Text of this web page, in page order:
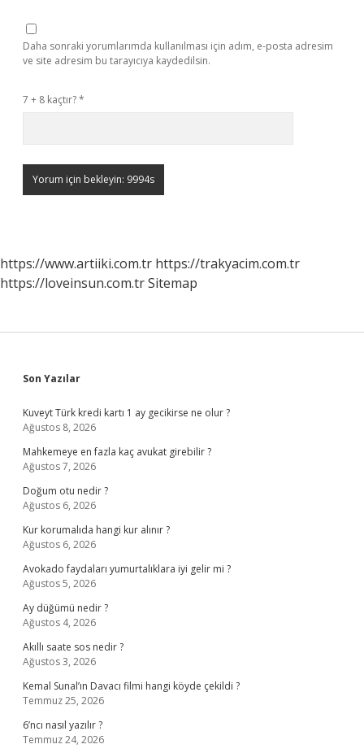
Daha sonraki yorumlarımda kullanılması için adım, e-posta adresim
ve site adresim bu tarayıcıya kaydedilsin.
7 + 8 kaçtır?*
https://www.artiiki.com.tr https://trakyacim.com.tr
https://loveinsun.com.trSitemap
Sidebar
Son Yazılar
Kuveyt Türk kredi kartı 1 ay gecikirse ne olur ?
Ağustos 8, 2026
Mahkemeye en fazla kaç avukat girebilir ?
Ağustos 7, 2026
Doğum otu nedir ?
Ağustos 6, 2026
Kur korumalıda hangi kur alınır ?
Ağustos 6, 2026
Avokado faydaları yumurtalıklara iyi gelir mi ?
Ağustos 5, 2026
Ay düğümü nedir ?
Ağustos 4, 2026
Akıllı saate sos nedir ?
Ağustos 3, 2026
Kemal Sunal’ın Davacı filmi hangi köyde çekildi ?
Temmuz 25, 2026
6’ncı nasıl yazılır ?
Temmuz 24, 2026